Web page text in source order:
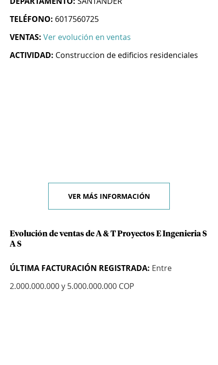
TELÉFONO: 6017560725
VENTAS: Ver evolución en ventas
ACTIVIDAD: Construccion de edificios residenciales
VER MÁS INFORMACIÓN
Evolución de ventas de A & T Proyectos E Ingenieria S
A S
ÚLTIMA FACTURACIÓN REGISTRADA: Entre
2.000.000.000 y 5.000.000.000 COP